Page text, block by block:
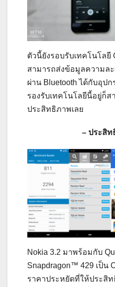
ตัวนี้ยังรอบรับเทคโนโลยี
สามารถส่งข้อมูลความละ
ผ่าน Bluetooth ได้กับอุป
รองรับเทคโนโลยีนี้อยู่ก็ส
ประสิทธิภาพเลย
– ประสิท
Nokia 3.2 มาพร้อมกับ
Snapdragon™ 429 เป็น
ราคาประหยัดที่ให้ประสิท